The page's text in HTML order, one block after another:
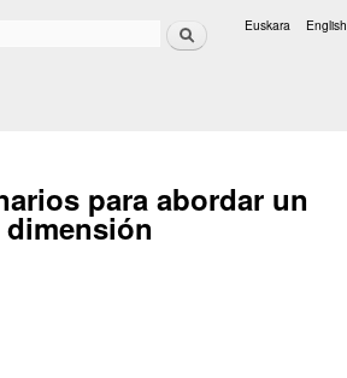
Search Euskara English
para abordar un